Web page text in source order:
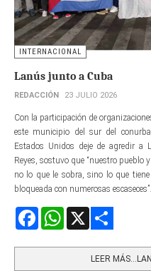
INTERNACIONAL
Lanús junto a Cuba
REDACCIÓN 23 JULIO 2026
Con la participación de
este municipio del sur del
Estados Unidos deje de agredir a
Reyes, sostuvo que “nuestro
no lo que le sobra, sino lo que
bloqueada con numerosas escaseces”.
FacebookWhatsApp
LEER